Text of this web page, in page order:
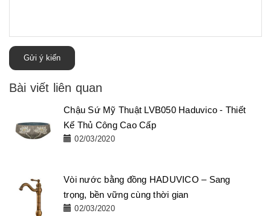
Gửi ý kiến
Bài viết liên quan
Chậu Sứ Mỹ Thuật LVB050 Haduvico - Thiết
Kế Thủ Công Cao Cấp
02/03/2020
Vòi nước bằng đồng HADUVICO – Sang
trọng, bền vững cùng thời gian
02/03/2020